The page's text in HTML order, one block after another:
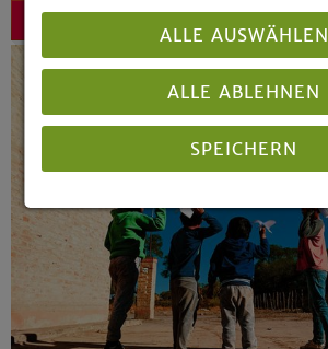
zurück
ALLE AUSWÄHLEN
ALLE ABLEHNEN
SPEICHERN
Details anzeigen
Impressum|Datenschutz